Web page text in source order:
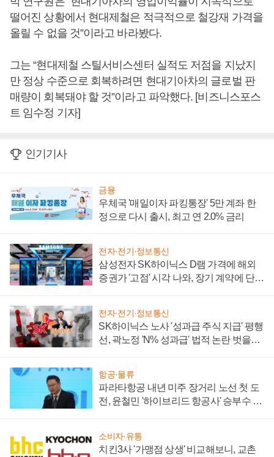
떨어진 상황에서 현대제철은 적극적으로 철강재 가격을
올릴 수 없을 것”이라고 바라봤다.
그는 “현대제철 스틸서비스센터 실적도 저점을 지났지
만 정상 수준으로 회복하려면 현대기아차의 글로벌 판
매량이 회복돼야 할 것”이라고 파악했다. [비즈니스포스
트 임수정 기자]
인기기사
금융
우체국 '매일이자 파킹통장' 5만 계좌 한
정으로 다시 출시, 최고 연 2.0% 금리
전자·전기·정보통신
삼성전자 SK하이닉스 D램 가격에 해외
증권가 '고점' 시각 나와, 장기 계약에 단점
전자·전기·정보통신
SK하이닉스 노사 '성과급 주식 지급' 평행
선, 곽노정 'N% 성과급' 법적 논란 벗을지
항공·물류
파라타항공 내년 미주 장거리 노선 첫 도
전, 윤철민 '하이브리드 항공사' 승부수 통
소비자·유통
치킨3사 '가맹점 상생' 비교해보니, 교촌